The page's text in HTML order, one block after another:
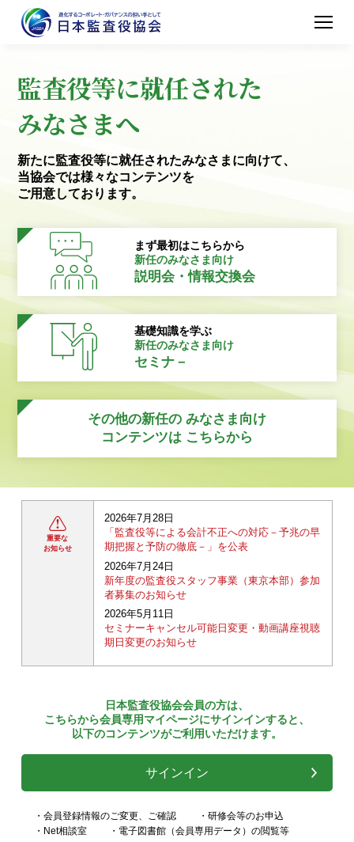
監査役等に就任された
みなさまへ
新たに監査役等に就任されたみなさまに向けて、
当協会では様々なコンテンツを
ご用意しております。
まず最初はこちらから
新任のみなさま向け
説明会・情報交換会
基礎知識を学ぶ
新任のみなさま向け
セミナ－
その他の新任の みなさま向け
コンテンツは こちらから
重要な
お知らせ
2026年7月28日
「監査役等による会計不正への対応－予兆の早
期把握と予防の徹底－」を公表
2026年7月24日
新年度の監査役スタッフ事業（東京本部）参加
者募集のお知らせ
2026年5月11日
セミナーキャンセル可能日変更・動画講座視聴
期日変更のお知らせ
日本監査役協会会員の方は、
こちらから会員専用マイページにサインインすると、
以下のコンテンツがご利用いただけます。
サインイン
・会員登録情報のご変更、ご確認
・研修会等のお申込
・Net相談室
・電子図書館（会員専用データ）の閲覧等